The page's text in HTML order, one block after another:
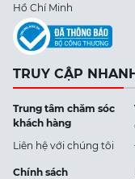
Hồ Chí Minh
TRUY CẬP
Trung tâm chăm sóc
khách hàng
Liên hệ với chúng tôi
Chính sách